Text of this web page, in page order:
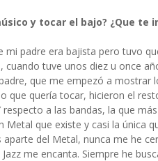
y tocar el bajo? ¿Que te
mi padre era bajista pero tuvo
cuando tuve unos diez u once
que me empezó a
que quería tocar, hicieron el
a las bandas, la que
que existe y casi la única
del Metal, nunca me he
me encanta. Siempre he